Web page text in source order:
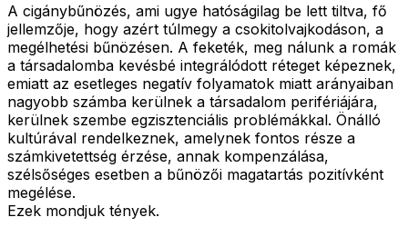
A cigánybűnözés, ami ugye hatóságilag be lett tiltva, fő
jellemzője, hogy azért túlmegy a csokitolvajkodáson, a
megélhetési bűnözésen. A feketék, meg nálunk a romák
a társadalomba kevésbé integrálódott réteget képeznek,
emiatt az esetleges negatív folyamatok miatt arányaiban
nagyobb számba kerülnek a társadalom perifériájára,
kerülnek szembe egzisztenciális problémákkal. Önálló
kultúrával rendelkeznek, amelynek fontos része a
számkivetettség érzése, annak kompenzálása,
szélsőséges esetben a bűnözői magatartás pozitívként
megélése.
Ezek mondjuk tények.